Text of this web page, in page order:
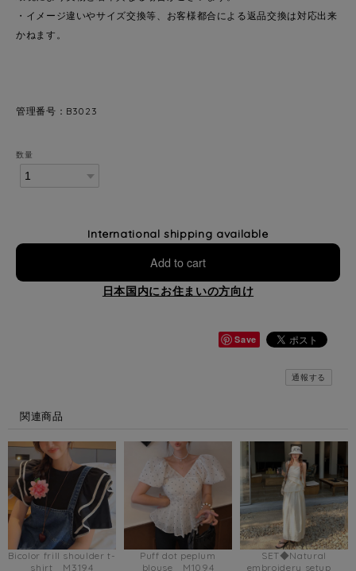
・イメージ違いやサイズ交換等、お客様都合による返品交換は対応出来
かねます。
管理番号：B3023
数量
International shipping available
Add to cart
日本国内にお住まいの方向け
Save
通報する
関連商品
Bicolor frill shoulder t-
shirt M3194
Puff dot peplum
blouse M1094
SET◆Natural
embroidery setup